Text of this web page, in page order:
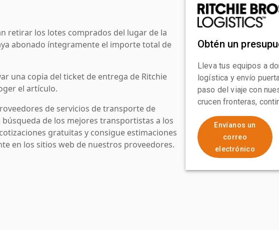
retirar los lotes comprados del lugar de la
abonado íntegramente el importe total de
una copia del ticket de entrega de Ritchie
el artículo.
de servicios de transporte de
de los mejores transportistas a los
gratuitas y consigue estimaciones
en los sitios web de nuestros proveedores.
Obtén un
Lleva tus equipos a
logística y envío
paso del viaje con
crucen fronteras,
Envíanos un
correo
electrónico